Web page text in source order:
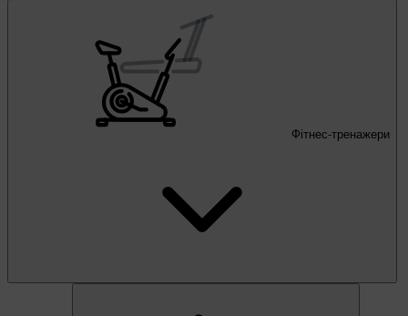
Фітнес-тренажери